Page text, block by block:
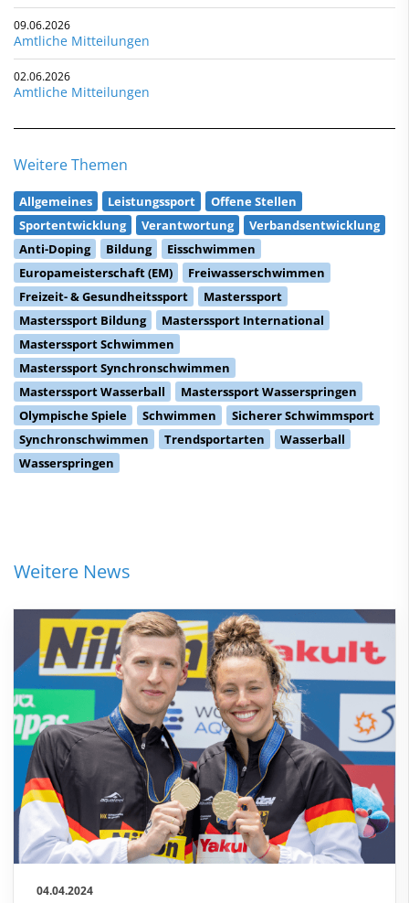
09.06.2026
Amtliche Mitteilungen
02.06.2026
Amtliche Mitteilungen
Weitere Themen
Allgemeines Leistungssport
Offene Stellen
Sportentwicklung
Verantwortung
Verbandsentwicklung
Anti-Doping
Bildung
Eisschwimmen
Europameisterschaft (EM)
Freiwasserschwimmen
Freizeit- & Gesundheitssport
Masterssport
Masterssport Bildung
Masterssport International
Masterssport Schwimmen
Masterssport Synchronschwimmen
Masterssport Wasserball
Masterssport Wasserspringen
Olympische Spiele
Schwimmen
Sicherer Schwimmsport
Synchronschwimmen
Trendsportarten
Wasserball
Wasserspringen
Weitere News
04.04.2024